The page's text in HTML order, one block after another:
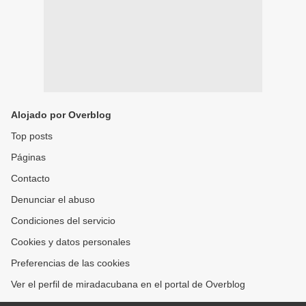
Alojado por Overblog
Top posts
Páginas
Contacto
Denunciar el abuso
Condiciones del servicio
Cookies y datos personales
Preferencias de las cookies
Ver el perfil de miradacubana en el portal de Overblog